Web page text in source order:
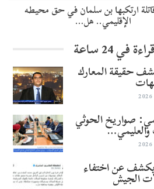
ارتكبها بن سلمان في حق محيطه
الإقليمي.. هل…
في 24 ساعة
حقيقة المعارك
صواريخ الحوثي
عن اختفاء
الجيش